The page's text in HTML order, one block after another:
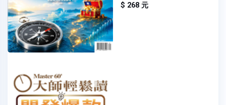
$ 268 元